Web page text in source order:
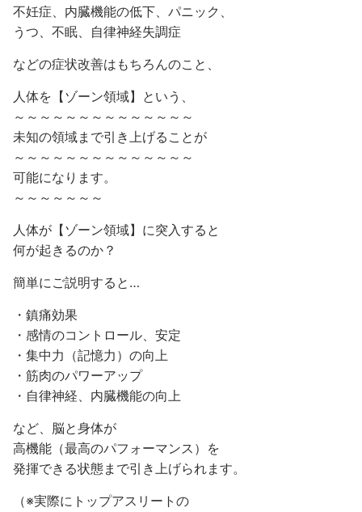
不妊症、内臓機能の低下、パニック、
うつ、不眠、自律神経失調症
などの症状改善はもちろんのこと、
人体を【ゾーン領域】という、
～～～～～～～～～～～～～～
未知の領域まで引き上げることが
～～～～～～～～～～～～～～
可能になります。
～～～～～～～
人体が【ゾーン領域】に突入すると
何が起きるのか？
簡単にご説明すると…
・鎮痛効果
・感情のコントロール、安定
・集中力（記憶力）の向上
・筋肉のパワーアップ
・自律神経、内臓機能の向上
など、脳と身体が
高機能（最高のパフォーマンス）を
発揮できる状態まで引き上げられます。
（※実際にトップアスリートの